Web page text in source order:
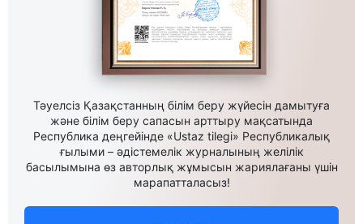
Тәуелсіз Қазақстанның білім беру жүйесін дамытуға
және білім беру сапасын арттыру мақсатында
Республика деңгейінде «Ustaz tilegi» Республикалық
ғылыми – әдістемелік журналының желілік
басылымына өз авторлық жұмысын жариялағаны үшін
марапатталасыз!